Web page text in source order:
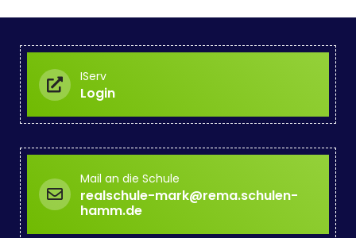
IServ
Login
Mail an die Schule
realschule-mark@rema.schulen-
hamm.de